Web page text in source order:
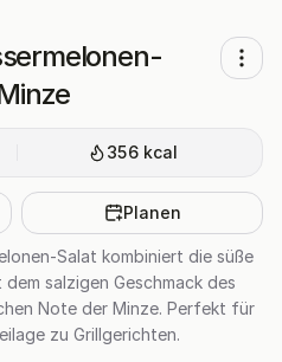
356kcal
Planen
Salat kombiniert die süße
salzigen Geschmack des
Note der Minze. Perfekt für
zu Grillgerichten.